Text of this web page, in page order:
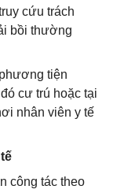
cứu trách
bồi thường
tiện
cư trú hoặc tại
nhân viên y tế
công tác theo